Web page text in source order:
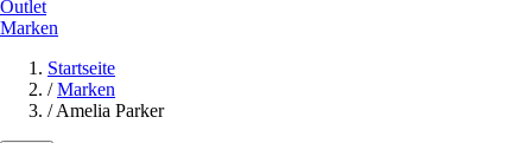
Outlet
Marken
Startseite
/ Marken
/ Amelia Parker